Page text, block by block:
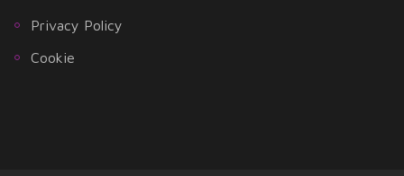
Privacy Policy
Cookie